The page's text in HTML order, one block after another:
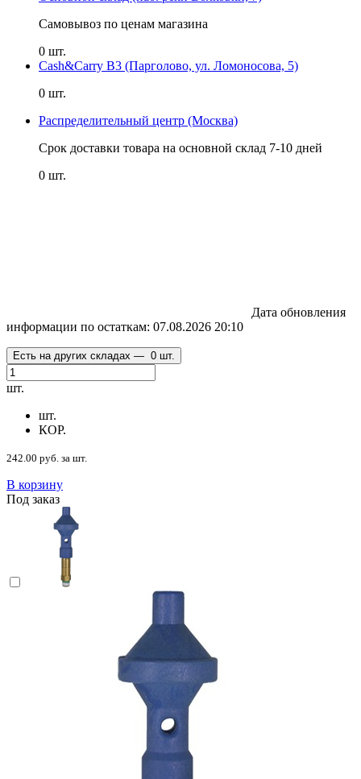
Самовывоз по ценам магазина
0 шт.
Cash&Carry B3 (Парголово, ул. Ломоносова, 5)
0 шт.
Распределительный центр (Москва)
Срок доставки товара на основной склад 7-10 дней
0 шт.
Дата обновления
информации по остаткам: 07.08.2026 20:10
Есть на других складах — 0 шт.
шт.
шт.
КОР.
242.00 руб. за шт.
В корзину
Под заказ